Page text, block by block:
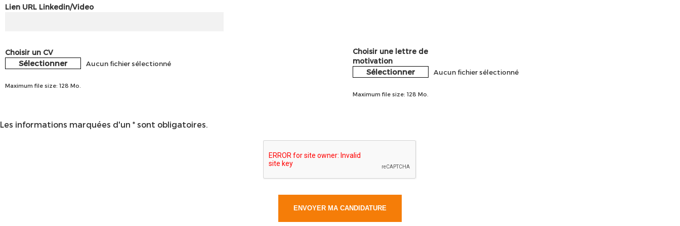
Lien URL Linkedin/Video
Choisir un CV
Sélectionner Aucun fichier sélectionné
Maximum file size: 128 Mo.
Choisir une lettre de
motivation
Sélectionner Aucun fichier sélectionné
Maximum file size: 128 Mo.
Les informations marquées d'un * sont obligatoires.